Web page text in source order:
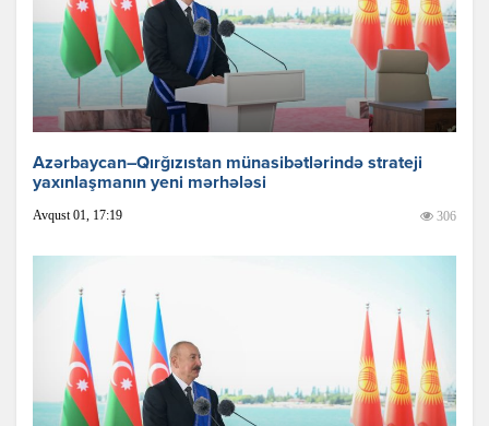
Azərbaycan–Qırğızıstan münasibətlərində strateji
yaxınlaşmanın yeni mərhələsi
Avqust 01, 17:19 306